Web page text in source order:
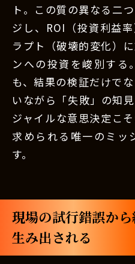
ト。この質の異なる二
ジし、ROI（投資利益
ラプト（破壊的変化）
ンへの投資を峻別する
も、結果の検証だけで
いながら「失敗」の知
ジャイルな意思決定こ
求められる唯一のミッ
す。
現場の試行錯誤か
生み出される